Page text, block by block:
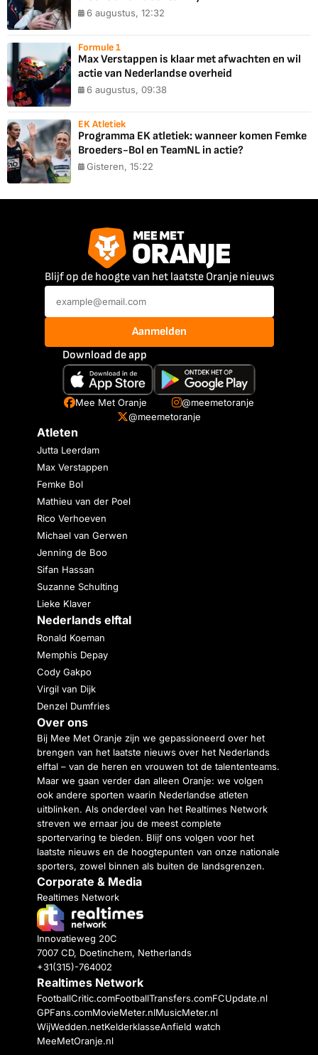
6 augustus, 12:32
Formule 1
Max Verstappen is klaar met afwachten en wil
actie van Nederlandse overheid
6 augustus, 09:38
EK Atletiek
Programma EK atletiek: wanneer komen Femke
Broeders-Bol en TeamNL in actie?
Gisteren, 15:22
Blijf op de hoogte van het laatste Oranje nieuws
Aanmelden
Download de app
Mee Met Oranje
@meemetoranje
@meemetoranje
Atleten
Jutta Leerdam
Max Verstappen
Femke Bol
Mathieu van der Poel
Rico Verhoeven
Michael van Gerwen
Jenning de Boo
Sifan Hassan
Suzanne Schulting
Lieke Klaver
Nederlands elftal
Ronald Koeman
Memphis Depay
Cody Gakpo
Virgil van Dijk
Denzel Dumfries
Over ons
Bij Mee Met Oranje zijn we gepassioneerd over het
brengen van het laatste nieuws over het Nederlands
elftal – van de heren en vrouwen tot de talententeams.
Maar we gaan verder dan alleen Oranje: we volgen
ook andere sporten waarin Nederlandse atleten
uitblinken. Als onderdeel van het Realtimes Network
streven we ernaar jou de meest complete
sportervaring te bieden. Blijf ons volgen voor het
laatste nieuws en de hoogtepunten van onze nationale
sporters, zowel binnen als buiten de landsgrenzen.
Corporate & Media
Realtimes Network
Innovatieweg 20C
7007 CD, Doetinchem, Netherlands
+31(315)-764002
Realtimes Network
FootballCritic.comFootballTransfers.comFCUpdate.nl
GPFans.comMovieMeter.nlMusicMeter.nl
WijWedden.netKelderklasseAnfield watch
MeeMetOranje.nl